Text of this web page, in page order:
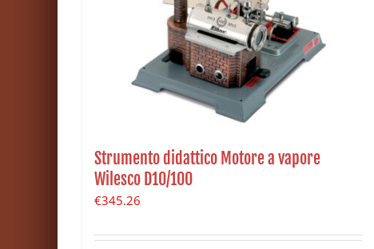
Strumento didattico Motore a vapore
Wilesco D10/100
€345.26